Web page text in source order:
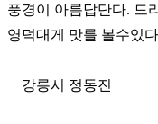
풍경이 아름답단다. 드
영덕대게 맛를 볼수있다
강릉시 정동진